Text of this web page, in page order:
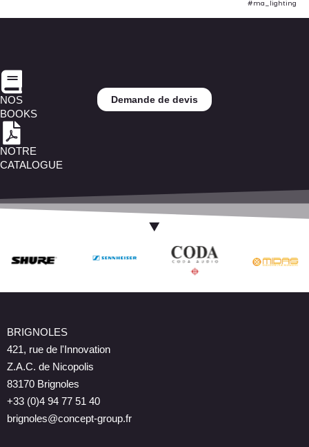
#ma_lighting
NOS
BOOKS
NOTRE
CATALOGUE
Demande de devis
BRIGNOLES
421, rue de l'Innovation
Z.A.C. de Nicopolis
83170 Brignoles
+33 (0)4 94 77 51 40
brignoles@concept-group.fr